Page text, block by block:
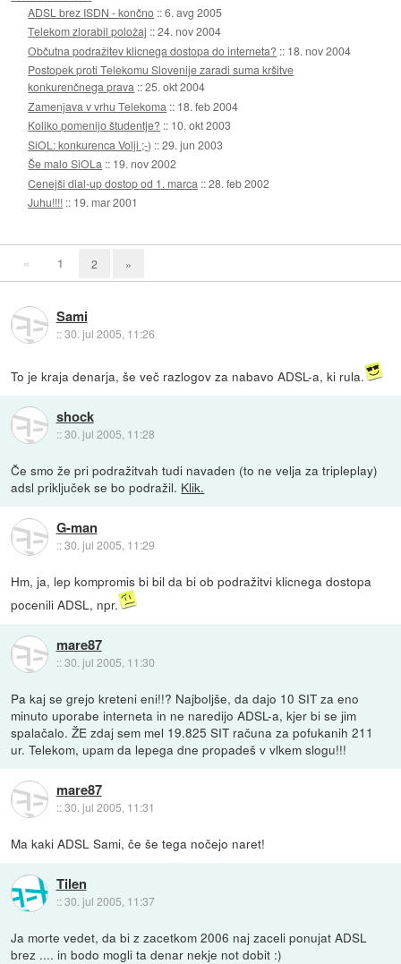
ADSL brez ISDN - končno ::6. avg 2005
Telekom zlorabil položaj ::24. nov 2004
Občutna podražitev klicnega dostopa do interneta? :: 18. nov 2004
Postopek proti Telekomu Slovenije zaradi suma kršitve
konkurenčnega prava ::25. okt 2004
Zamenjava v vrhu Telekoma :: 18. feb 2004
Koliko pomenijo študentje? :: 10. okt 2003
SiOL: konkurenca Volji ;-) ::29. jun 2003
Še malo SiOLa :: 19. nov 2002
Cenejši dial-up dostop od 1. marca ::28. feb 2002
Juhu!!!! :: 19. mar 2001
« 1 2 »
Sami
::30. jul 2005, 11:26
To je kraja denarja, še več razlogov za nabavo ADSL-a, ki rula.
shock
::30. jul 2005, 11:28
Če smo že pri podražitvah tudi navaden (to ne velja za tripleplay)
adsl priključek se bo podražil. Klik.
G-man
::30. jul 2005, 11:29
Hm, ja, lep kompromis bi bil da bi ob podražitvi klicnega dostopa
pocenili ADSL, npr.
mare87
::30. jul 2005, 11:30
Pa kaj se grejo kreteni eni!!? Najboljše, da dajo 10 SIT za eno
minuto uporabe interneta in ne naredijo ADSL-a, kjer bi se jim
spalačalo. ŽE zdaj sem mel 19.825 SIT računa za pofukanih 211
ur. Telekom, upam da lepega dne propadeš v vlkem slogu!!!
mare87
::30. jul 2005, 11:31
Ma kaki ADSL Sami, če še tega nočejo naret!
Tilen
::30. jul 2005, 11:37
Ja morte vedet, da bi z zacetkom 2006 naj zaceli ponujat ADSL
brez .... in bodo mogli ta denar nekje not dobit :)